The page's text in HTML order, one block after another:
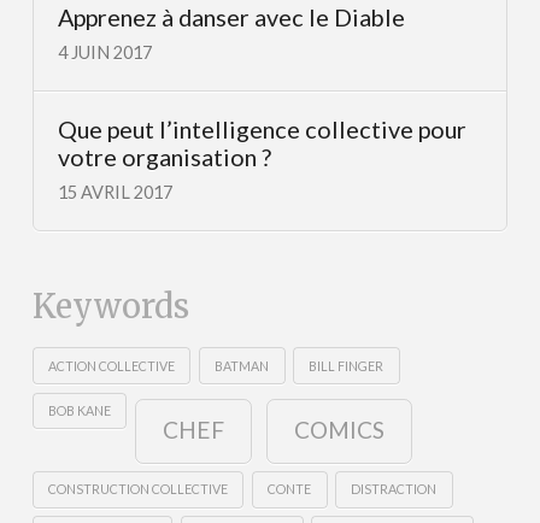
Apprenez à danser avec le Diable
4 JUIN 2017
Que peut l’intelligence collective pour
votre organisation ?
15 AVRIL 2017
Keywords
ACTION COLLECTIVE BATMAN BILL FINGER
BOB KANE
CHEF COMICS
CONSTRUCTION COLLECTIVE CONTE DISTRACTION